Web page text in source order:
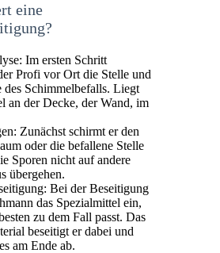
eine
Im ersten Schritt
Profi vor Ort die Stelle und
des Schimmelbefalls. Liegt
an der Decke, der Wand, im
Zunächst schirmt er den
oder die befallene Stelle
Sporen nicht auf andere
übergehen.
Bei der Beseitigung
das Spezialmittel ein,
zu dem Fall passt. Das
beseitigt er dabei und
am Ende ab.